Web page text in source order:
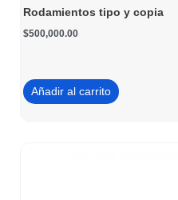
Rodamientos tipo y copia
$500,000.00
Añadir al carrito